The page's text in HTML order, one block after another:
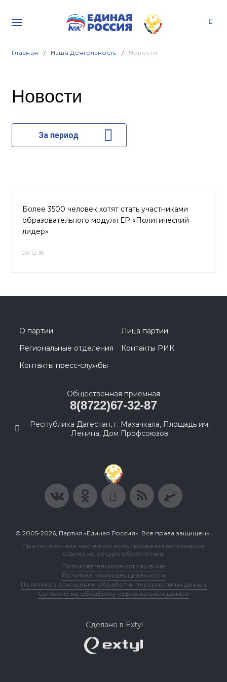
Главная Наша Деятельность Новости
Новости
За период
Более 3500 человек хотят стать участниками
образовательного модуля ЕР «Политический
лидер»
26.12.18
О партии
Лица партии
Региональные отделения
Контакты РИК
Контакты пресс-службы
Общественная приемная
8(8722)67-32-87
Республика Дагестан, г. Махачкала, Площадь им.
Ленина, Дом Профсоюзов
© 2005-2026, Партия «Единая Россия». Все права защищены.
При полном или частичном использовании материалов
ссылка на ресурс обязательна.
Пользовательское соглашение
Политика конфиденциальности
Политика в отношении обработки персональных данных
Согласие на обработку персональных данных
Сделано в Extyl